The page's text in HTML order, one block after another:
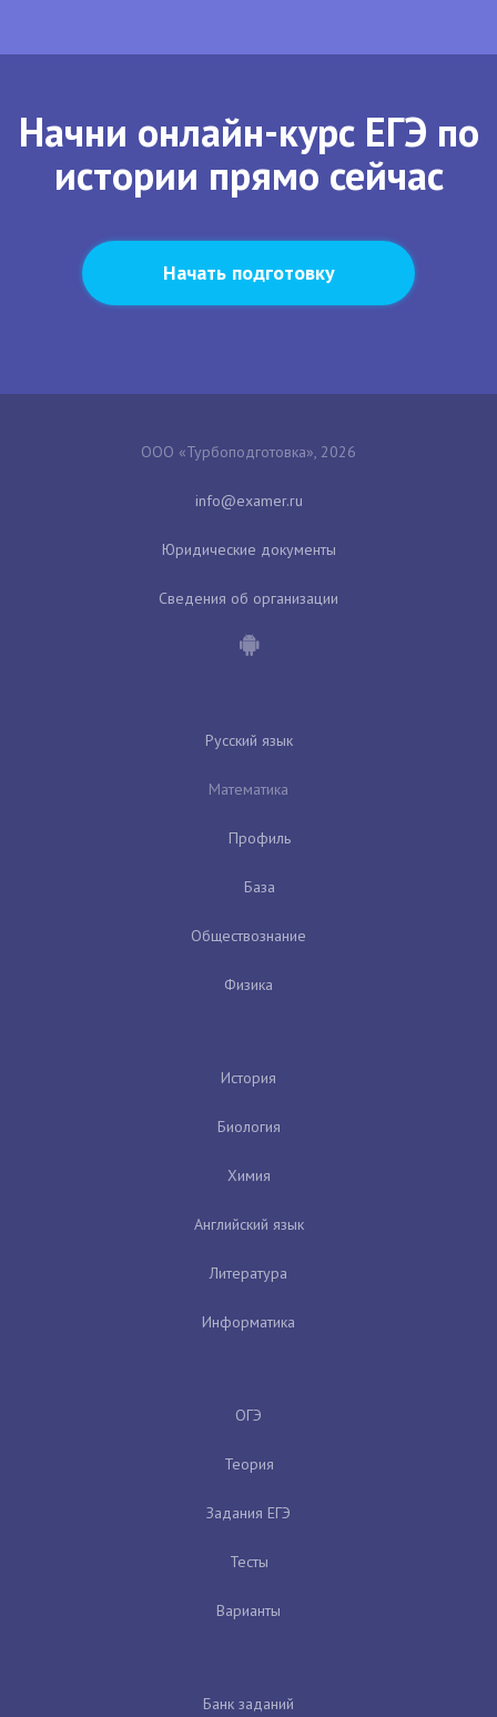
Начни онлайн-курс ЕГЭ по
истории прямо сейчас
Начать подготовку
ООО «Турбоподготовка», 2026
Юридические документы
Сведения об организации
Русский язык
Математика
Профиль
База
Обществознание
Физика
История
Биология
Химия
Английский язык
Литература
Информатика
ОГЭ
Теория
Задания ЕГЭ
Тесты
Варианты
Банк заданий